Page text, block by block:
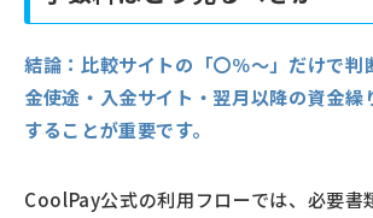
結論： 比較サイトの「〇％〜」だけで判
金使途・入金サイト・翌月以降の資金繰
することが重要です。
CoolPay公式の利用フローでは、必要書